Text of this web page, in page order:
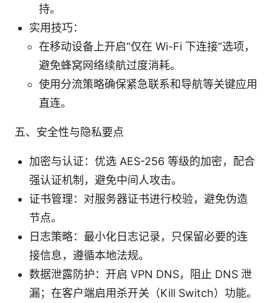
持。
实用技巧：
在移动设备上开启“仅在 Wi-Fi 下连接”选项，
避免蜂窝网络续航过度消耗。
使用分流策略确保紧急联系和导航等关键应用
直连。
五、安全性与隐私要点
加密与认证：优选 AES-256 等级的加密，配合
强认证机制，避免中间人攻击。
证书管理：对服务器证书进行校验，避免伪造
节点。
日志策略：最小化日志记录，只保留必要的连
接信息，遵循本地法规。
数据泄露防护：开启 VPN DNS，阻止 DNS 泄
漏；在客户端启用杀开关（Kill Switch）功能。